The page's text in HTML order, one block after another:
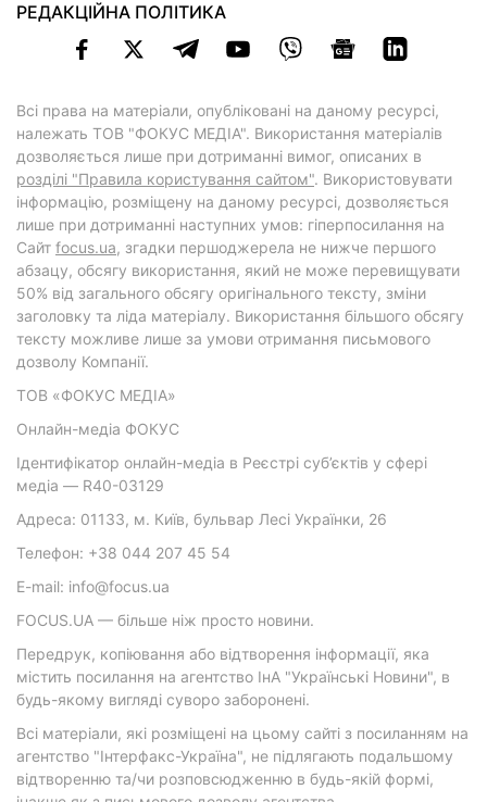
РЕДАКЦІЙНА ПОЛІТИКА
Всі права на матеріали, опубліковані на даному ресурсі,
належать ТОВ "ФОКУС МЕДІА". Використання матеріалів
дозволяється лише при дотриманні вимог, описаних в
розділі "Правила користування сайтом". Використовувати
інформацію, розміщену на даному ресурсі, дозволяється
лише при дотриманні наступних умов: гіперпосилання на
Cайт focus.ua, згадки першоджерела не нижче першого
абзацу, обсягу використання, який не може перевищувати
50% від загального обсягу оригінального тексту, зміни
заголовку та ліда матеріалу. Використання більшого обсягу
тексту можливе лише за умови отримання письмового
дозволу Компанії.
ТОВ «ФОКУС МЕДІА»
Онлайн-медіа ФОКУС
Ідентифікатор онлайн-медіа в Реєстрі суб’єктів у сфері
медіа — R40-03129
Адреса: 01133, м. Київ, бульвар Лесі Українки, 26
Телефон: +38 044 207 45 54
E-mail: info@focus.ua
FOCUS.UA — більше ніж просто новини.
Передрук, копіювання або відтворення інформації, яка
містить посилання на агентство ІнА "Українські Новини", в
будь-якому вигляді суворо заборонені.
Всі матеріали, які розміщені на цьому сайті з посиланням на
агентство "Інтерфакс-Україна", не підлягають подальшому
відтворенню та/чи розповсюдженню в будь-якій формі,